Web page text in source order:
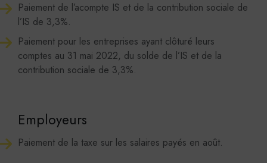
Paiement de l’acompte IS et de la contribution sociale de
l’IS de 3,3%.
Paiement pour les entreprises ayant clôturé leurs
comptes au 31 mai 2022, du solde de l’IS et de la
contribution sociale de 3,3%.
Employeurs
Paiement de la taxe sur les salaires payés en août.